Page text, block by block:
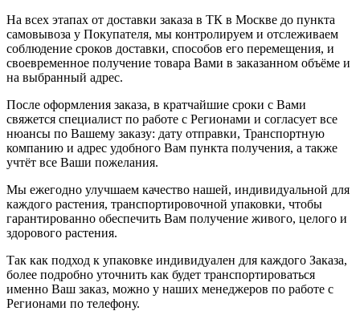
На всех этапах от доставки заказа в ТК в Москве до пункта
самовывоза у Покупателя, мы контролируем и отслеживаем
соблюдение сроков доставки, способов его перемещения, и
своевременное получение товара Вами в заказанном объёме и
на выбранный адрес.
После оформления заказа, в кратчайшие сроки с Вами
свяжется специалист по работе с Регионами и согласует все
нюансы по Вашему заказу: дату отправки, Транспортную
компанию и адрес удобного Вам пункта получения, а также
учтёт все Ваши пожелания.
Мы ежегодно улучшаем качество нашей, индивидуальной для
каждого растения, транспортировочной упаковки, чтобы
гарантированно обеспечить Вам получение живого, целого и
здорового растения.
Так как подход к упаковке индивидуален для каждого Заказа,
более подробно уточнить как будет транспортироваться
именно Ваш заказ, можно у наших менеджеров по работе с
Регионами по телефону.